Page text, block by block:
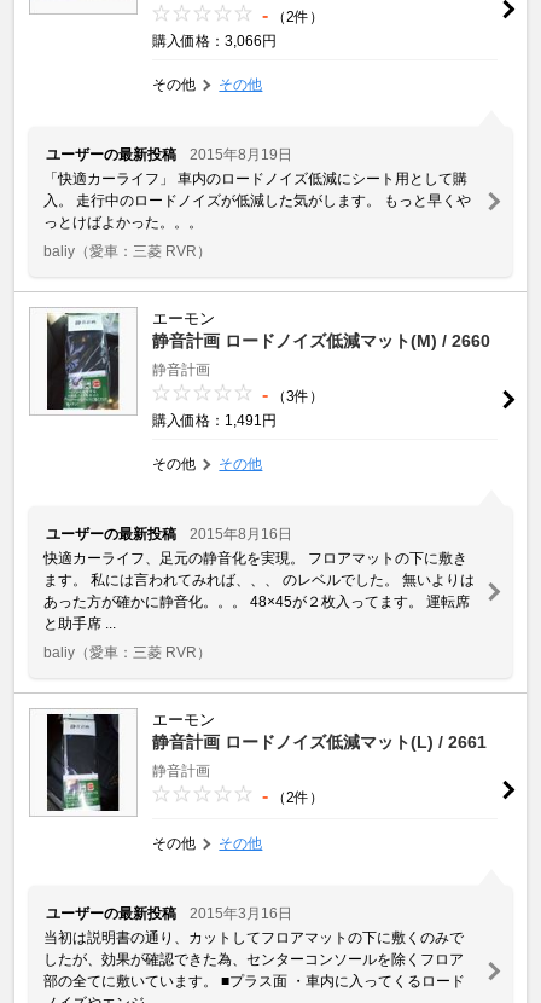
-
（2件）
購入価格：3,066円
その他 その他
ユーザーの最新投稿
2015年8月19日
「快適カーライフ」 車内のロードノイズ低減にシート用として購
入。 走行中のロードノイズが低減した気がします。 もっと早くや
っとけばよかった。。。
baliy （愛車：三菱 RVR）
エーモン
静音計画 ロードノイズ低減マット(M) / 2660
静音計画
-
（3件）
購入価格：1,491円
その他 その他
ユーザーの最新投稿
2015年8月16日
快適カーライフ、足元の静音化を実現。 フロアマットの下に敷き
ます。 私には言われてみれば、、、 のレベルでした。 無いよりは
あった方が確かに静音化。。。 48×45が２枚入ってます。 運転席
と助手席 ...
baliy （愛車：三菱 RVR）
エーモン
静音計画 ロードノイズ低減マット(L) / 2661
静音計画
- （2件）
その他 その他
ユーザーの最新投稿
2015年3月16日
当初は説明書の通り、カットしてフロアマットの下に敷くのみで
したが、効果が確認できた為、センターコンソールを除くフロア
部の全てに敷いています。 ■プラス面 ・車内に入ってくるロード